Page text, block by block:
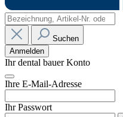
Suchen
Anmelden
Ihr dental bauer Konto
Ihre E-Mail-Adresse
Ihr Passwort